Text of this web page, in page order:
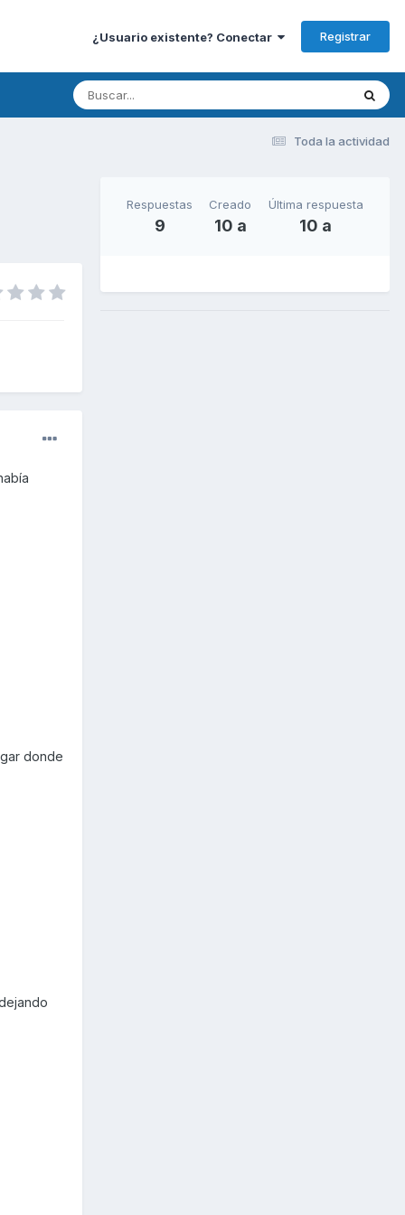
¿Usuario existente? Conectar Registrar
Toda la actividad
donde
Respuestas
9
Creado
10 a
Última respuesta
10 a